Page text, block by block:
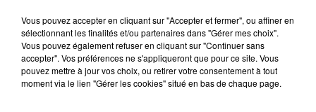
23 juillet 2026
INCENDIE MORTEL À LENS : UNE FEMME ET
SON BÉBÉ ENTRE LA VIE ET LA...
Un homme s'est immolé par le feu après avoir
aspergé sa compagne et leur bébé de trois mois
Vous pouvez accepter en cliquant sur "Accepter et fermer", ou affiner en
sélectionnant les finalités et/ou partenaires dans "Gérer mes choix".
Vous pouvez également refuser en cliquant sur "Continuer sans
accepter". Vos préférences ne s'appliqueront que pour ce site. Vous
pouvez mettre à jour vos choix, ou retirer votre consentement à tout
moment via le lien "Gérer les cookies" situé en bas de chaque page.